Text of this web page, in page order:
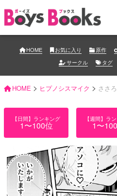
HOME お気に入り 原作
サークル
タグ
HOME > ヒプノシスマイク > ささ
【日間】ランキング
1〜100位
【週間】ラ
1〜